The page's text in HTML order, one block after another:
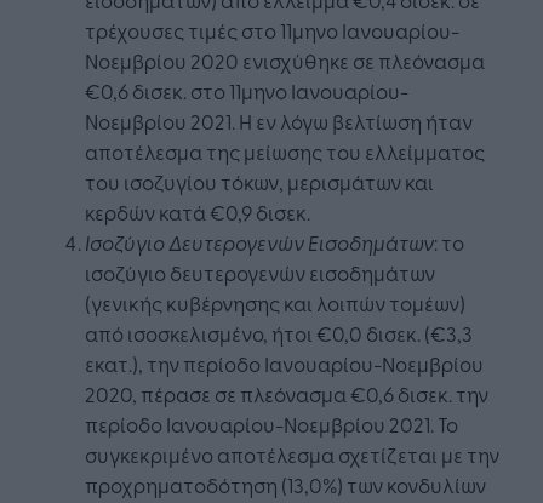
τρέχουσες τιμές στο 11μηνο Ιανουαρίου-
Νοεμβρίου 2020 ενισχύθηκε σε πλεόνασμα
€0,6 δισεκ. στο 11μηνο Ιανουαρίου-
Νοεμβρίου 2021. Η εν λόγω βελτίωση ήταν
αποτέλεσμα της μείωσης του ελλείμματος
του ισοζυγίου τόκων, μερισμάτων και
κερδών κατά €0,9 δισεκ.
Ισοζύγιο Δευτερογενών Εισοδημάτων: το
ισοζύγιο δευτερογενών εισοδημάτων
(γενικής κυβέρνησης και λοιπών τομέων)
από ισοσκελισμένο, ήτοι €0,0 δισεκ. (€3,3
εκατ.), την περίοδο Ιανουαρίου-Νοεμβρίου
2020, πέρασε σε πλεόνασμα €0,6 δισεκ. την
περίοδο Ιανουαρίου-Νοεμβρίου 2021. To
συγκεκριμένο αποτέλεσμα σχετίζεται με την
προχρηματοδότηση (13,0%) των κονδυλίων